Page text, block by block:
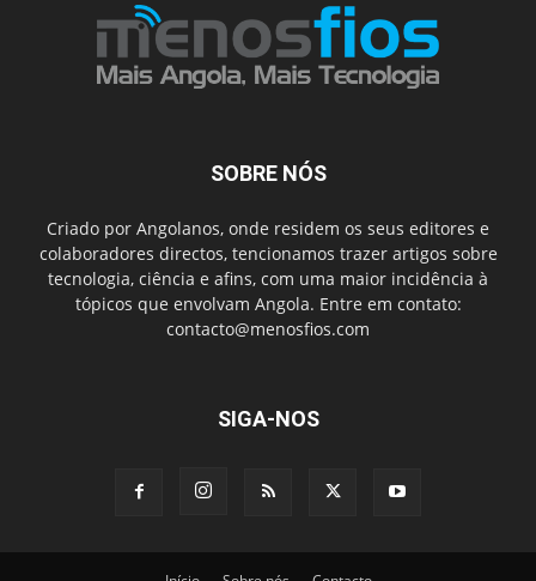
SOBRE NÓS
Criado por Angolanos, onde residem os seus editores e
colaboradores directos, tencionamos trazer artigos sobre
tecnologia, ciência e afins, com uma maior incidência à
tópicos que envolvam Angola. Entre em contato:
contacto@menosfios.com
SIGA-NOS